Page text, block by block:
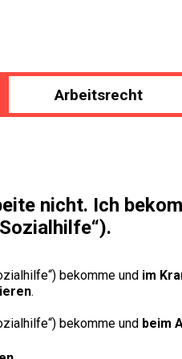
Arbeitsrecht
nicht. Ich
bekomme und im
.
bekomme und beim